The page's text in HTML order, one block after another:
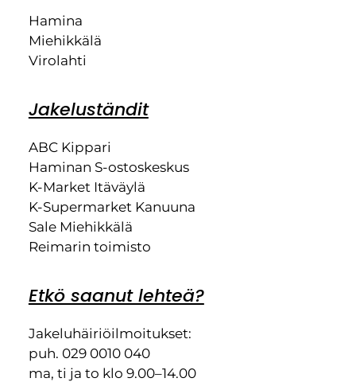
Hamina
Miehikkälä
Virolahti
Jakeluständit
ABC Kippari
Haminan S-ostoskeskus
K-Market Itäväylä
K-Supermarket Kanuuna
Sale Miehikkälä
Reimarin toimisto
Etkö saanut lehteä?
Jakeluhäiriöilmoitukset:
puh. 029 0010 040
ma, ti ja to klo 9.00–14.00